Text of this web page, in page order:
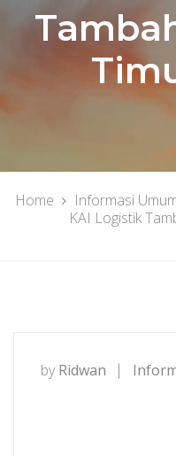
Home Informasi
KAI Logistik
by Ridwan